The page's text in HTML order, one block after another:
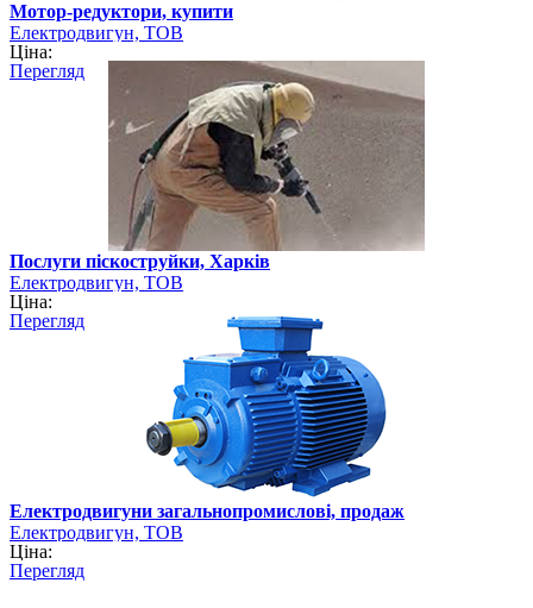
Мотор-редуктори, купити
Електродвигун, ТОВ
Ціна:
Перегляд
Послуги піскоструйки, Харків
Електродвигун, ТОВ
Ціна:
Перегляд
Електродвигуни загальнопромислові, продаж
Електродвигун, ТОВ
Ціна:
Перегляд